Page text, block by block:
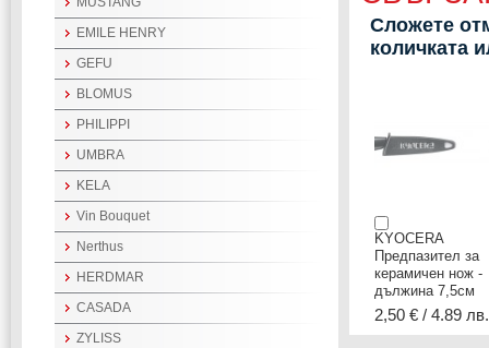
Сложете
количката
KYOCERA
Предпазител за
керамичен нож -
дължина 7,5см
2,50 € / 4.89 лв.
EMILE HENRY
GEFU
BLOMUS
PHILIPPI
UMBRA
KELA
Vin Bouquet
Nerthus
HERDMAR
CASADA
ZYLISS